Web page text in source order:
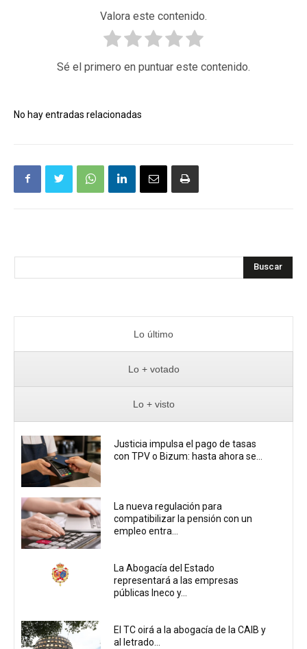
Valora este contenido.
Sé el primero en puntuar este contenido.
No hay entradas relacionadas
Buscar
Lo último
Lo + votado
Lo + visto
Justicia impulsa el pago de tasas
con TPV o Bizum: hasta ahora se...
La nueva regulación para
compatibilizar la pensión con un
empleo entra...
La Abogacía del Estado
representará a las empresas
públicas Ineco y...
El TC oirá a la abogacía de la CAIB y
al letrado...